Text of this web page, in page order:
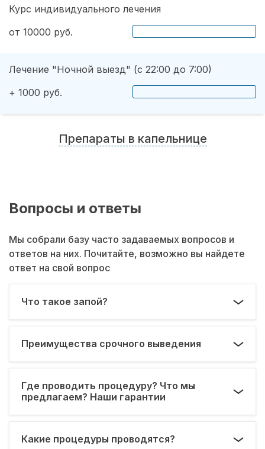
Курс индивидуального лечения
от 10000 руб.
Лечение "Ночной выезд" (с 22:00 до 7:00)
+ 1000 руб.
Препараты в капельнице
Вопросы и ответы
Мы собрали базу часто задаваемых вопросов и
ответов на них. Почитайте, возможно вы найдете
ответ на свой вопрос
Что такое запой?
Преимущества срочного выведения
Где проводить процедуру? Что мы
предлагаем? Наши гарантии
Какие процедуры проводятся?